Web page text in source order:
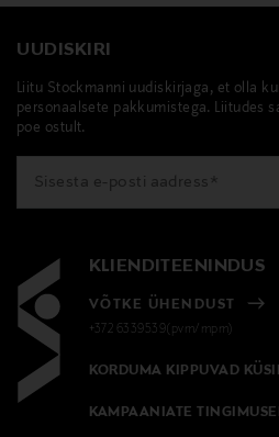
UUDISKIRI
Liitu Stockmanni uudiskirjaga, et olla
personaalsete pakkumistega. Liitudes
poe ostult.
KLIENDITEENINDUS
VÕTKE ÜHENDUST
+372 6339539(pvm/mpm)
KORDUMA KIPPUVAD
KAMPAANIATE